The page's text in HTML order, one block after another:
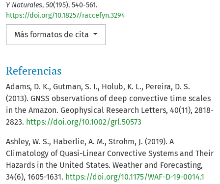
Y Naturales, 50(195), 540-561.
https://doi.org/10.18257/raccefyn.3294
Más formatos de cita
Referencias
Adams, D. K., Gutman, S. I., Holub, K. L., Pereira, D. S.
(2013). GNSS observations of deep convective time scales
in the Amazon. Geophysical Research Letters, 40(11), 2818-
2823. https://doi.org/10.1002/grl.50573
Ashley, W. S., Haberlie, A. M., Strohm, J. (2019). A
Climatology of Quasi-Linear Convective Systems and Their
Hazards in the United States. Weather and Forecasting,
34(6), 1605-1631. https://doi.org/10.1175/WAF-D-19-0014.1